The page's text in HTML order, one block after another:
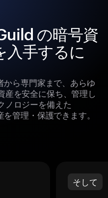
の暗号資
入手するに
ら専門家まで、あらゆ
産を安全に保ち、管理し
ノロジーを備えた
管理・保護できます。
そして